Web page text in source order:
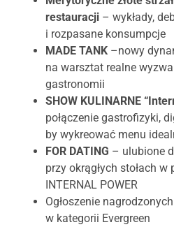
restauracji – wykłady,
i rozpasane konsumpcje
MADE TANK –nowy
na warsztat realne
gastronomii
SHOW KULINARNE
połączenie gastrofizyki,
by wykreować menu
FOR DATING – ulubione
przy okrągłych stołach
INTERNAL POWER
Ogłoszenie nagrodzonych
w kategorii Evergreen